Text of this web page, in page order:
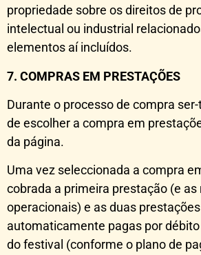
propriedade sobre os direitos de
intelectual ou industrial
elementos aí incluídos.
7. COMPRAS EM PRESTAÇÕES
Durante o processo de compra
de escolher a compra em
da página.
Uma vez seleccionada a compra
cobrada a primeira prestação (e
operacionais) e as duas
automaticamente pagas por
do festival (conforme o plano de